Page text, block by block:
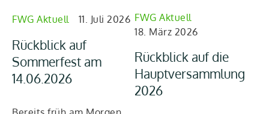
FWG Aktuell 11. Juli 2026
Rückblick auf
Sommerfest am
14.06.2026
FWG Aktuell
18. März 2026
Rückblick auf die
Hauptversammlung
2026